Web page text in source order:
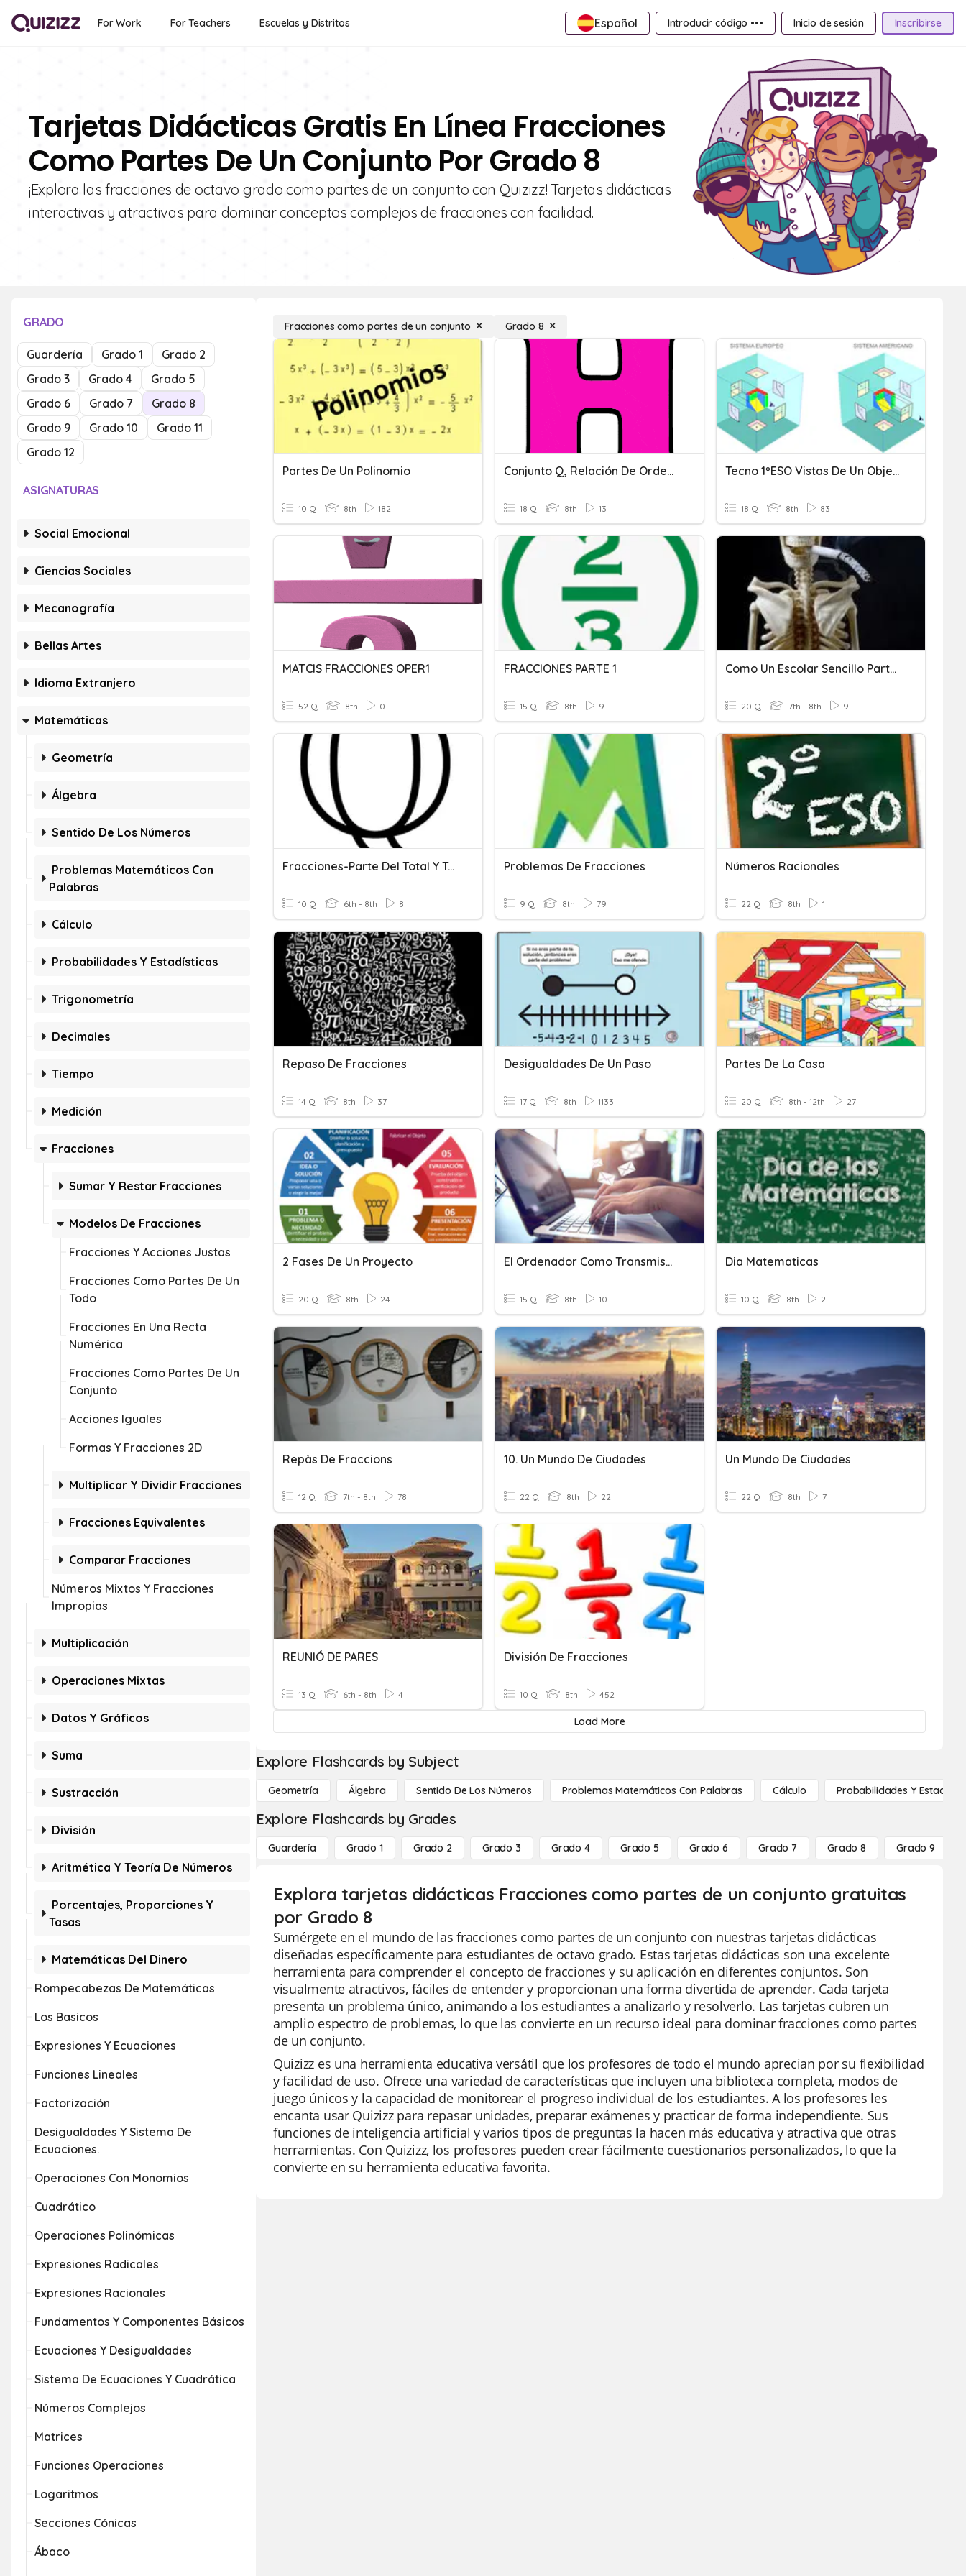
For Work For Teachers Escuelas y Distritos Español Introducir código ••• Inicio de sesión Inscribirse
Tarjetas Didácticas Gratis En Línea Fracciones
Como Partes De Un Conjunto Por Grado 8
¡Explora las fracciones de octavo grado como partes de un conjunto con Quizizz! Tarjetas didácticas
interactivas y atractivas para dominar conceptos complejos de fracciones con facilidad.
GRADO
Guardería Grado 1
Grado 2
Grado 3
Grado 4
Grado 5
Grado 6
Grado 7
Grado 8
Grado 9
Grado 10
Grado 11
Grado 12
ASIGNATURAS
Social Emocional
Ciencias Sociales
Mecanografía
Bellas Artes
Idioma Extranjero
Matemáticas
Geometría
Álgebra
Sentido De Los Números
Problemas Matemáticos Con
Palabras
Cálculo
Probabilidades Y Estadísticas
Trigonometría
Decimales
Tiempo
Medición
Fracciones
Sumar Y Restar Fracciones
Modelos De Fracciones
Fracciones Y Acciones Justas
Fracciones Como Partes De Un
Todo
Fracciones En Una Recta
Numérica
Fracciones Como Partes De Un
Conjunto
Acciones Iguales
Formas Y Fracciones 2D
Multiplicar Y Dividir Fracciones
Fracciones Equivalentes
Comparar Fracciones
Números Mixtos Y Fracciones
Impropias
Multiplicación
Operaciones Mixtas
Datos Y Gráficos
Suma
Sustracción
División
Aritmética Y Teoría De Números
Porcentajes, Proporciones Y
Tasas
Matemáticas Del Dinero
Rompecabezas De Matemáticas
Los Basicos
Expresiones Y Ecuaciones
Funciones Lineales
Factorización
Desigualdades Y Sistema De
Ecuaciones.
Operaciones Con Monomios
Cuadrático
Operaciones Polinómicas
Expresiones Radicales
Expresiones Racionales
Fundamentos Y Componentes Básicos
Ecuaciones Y Desigualdades
Sistema De Ecuaciones Y Cuadrática
Números Complejos
Matrices
Funciones Operaciones
Logaritmos
Secciones Cónicas
Ábaco
Fracciones como partes de un conjunto Grado 8
Partes De Un Polinomio
10 Q 8th 182
Conjunto Q, Relación De Orden, Suma
18 Q 8th 13
Tecno 1ºESO Vistas De Un Objeto
18 Q 8th 83
MATCIS FRACCIONES OPER1
52 Q 8th 0
FRACCIONES PARTE 1
15 Q 8th 9
Como Un Escolar Sencillo Parte 1
20 Q 7th - 8th 9
Fracciones-Parte Del Total Y Total De La Parte
10 Q 6th - 8th 8
Problemas De Fracciones
9 Q 8th 79
Números Racionales
22 Q 8th 1
Repaso De Fracciones
14 Q 8th 37
Desigualdades De Un Paso
17 Q 8th 1133
Partes De La Casa
20 Q 8th - 12th 27
2 Fases De Un Proyecto
20 Q 8th 24
El Ordenador Como Transmisor De Ideas
15 Q 8th 10
Dia Matematicas
10 Q 8th 2
Repàs De Fraccions
12 Q 7th - 8th 78
10. Un Mundo De Ciudades
22 Q 8th 22
Un Mundo De Ciudades
22 Q 8th 7
REUNIÓ DE PARES
13 Q 6th - 8th 4
División De Fracciones
10 Q 8th 452
Load More
Explore Flashcards by Subject
Geometría Álgebra Sentido De Los Números Problemas Matemáticos Con Palabras Cálculo Probabilidades Y
Explore Flashcards by Grades
Guardería Grado 1 Grado 2 Grado 3 Grado 4 Grado 5 Grado 6 Grado 7 Grado 8 Grado 9
Explora tarjetas didácticas Fracciones como partes de un conjunto gratuitas
por Grado 8
Sumérgete en el mundo de las fracciones como partes de un conjunto con nuestras tarjetas didácticas
diseñadas específicamente para estudiantes de octavo grado. Estas tarjetas didácticas son una excelente
herramienta para comprender el concepto de fracciones y su aplicación en diferentes conjuntos. Son
visualmente atractivos, fáciles de entender y proporcionan una forma divertida de aprender. Cada tarjeta
presenta un problema único, animando a los estudiantes a analizarlo y resolverlo. Las tarjetas cubren un
amplio espectro de problemas, lo que las convierte en un recurso ideal para dominar fracciones como partes
de un conjunto.
Quizizz es una herramienta educativa versátil que los profesores de todo el mundo aprecian por su flexibilidad
y facilidad de uso. Ofrece una variedad de características que incluyen una biblioteca completa, modos de
juego únicos y la capacidad de monitorear el progreso individual de los estudiantes. A los profesores les
encanta usar Quizizz para repasar unidades, preparar exámenes y practicar de forma independiente. Sus
funciones de inteligencia artificial y varios tipos de preguntas la hacen más educativa y atractiva que otras
herramientas. Con Quizizz, los profesores pueden crear fácilmente cuestionarios personalizados, lo que la
convierte en su herramienta educativa favorita.